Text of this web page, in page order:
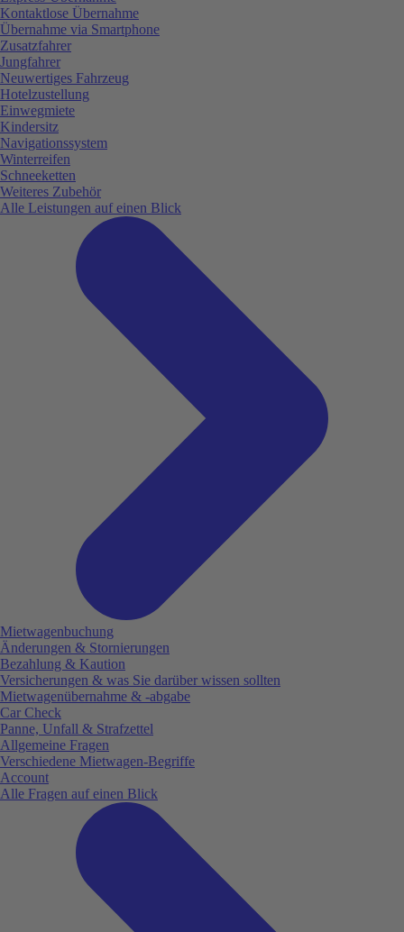
Kontaktlose Übernahme
Übernahme via Smartphone
Zusatzfahrer
Jungfahrer
Neuwertiges Fahrzeug
Hotelzustellung
Einwegmiete
Kindersitz
Navigationssystem
Winterreifen
Schneeketten
Weiteres Zubehör
Alle Leistungen auf einen Blick
Mietwagenbuchung
Änderungen & Stornierungen
Bezahlung & Kaution
Versicherungen & was Sie darüber wissen sollten
Mietwagenübernahme & -abgabe
Car Check
Panne, Unfall & Strafzettel
Allgemeine Fragen
Verschiedene Mietwagen-Begriffe
Account
Alle Fragen auf einen Blick